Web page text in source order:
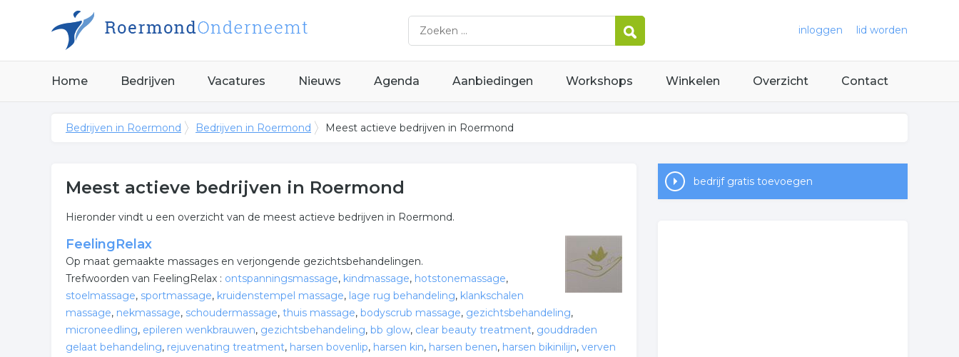
inloggen lid worden
Home Bedrijven Vacatures Nieuws Agenda Aanbiedingen Workshops Winkelen Overzicht Contact
Bedrijven in Roermond Bedrijven in Roermond Meest actieve bedrijven in Roermond
Meest actieve bedrijven in Roermond
Hieronder vindt u een overzicht van de meest actieve bedrijven in Roermond.
FeelingRelax
Op maat gemaakte massages en verjongende gezichtsbehandelingen.
Trefwoorden van FeelingRelax : ontspanningsmassage, kindmassage, hotstonemassage,
stoelmassage, sportmassage, kruidenstempel massage, lage rug behandeling, klankschalen
massage, nekmassage, schoudermassage, thuis massage, bodyscrub massage, gezichtsbehandeling,
microneedling, epileren wenkbrauwen, gezichtsbehandeling, bb glow, clear beauty treatment, gouddraden
gelaat behandeling, rejuvenating treatment, harsen bovenlip, harsen kin, harsen benen, harsen bikinilijn, verven
bedrijf gratis toevoegen